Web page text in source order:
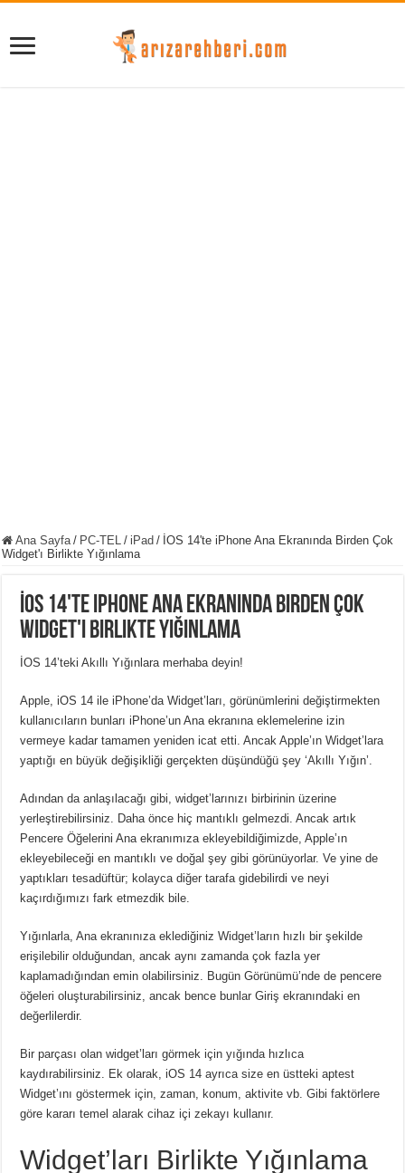
Ana Sayfa / PC-TEL / iPad / İOS 14'te iPhone Ana Ekranında Birden Çok
Widget'ı Birlikte Yığınlama
İOS 14'te iPhone Ana Ekranında Birden Çok
Widget'ı Birlikte Yığınlama
İOS 14’teki Akıllı Yığınlara merhaba deyin!
Apple, iOS 14 ile iPhone’da Widget’ları, görünümlerini değiştirmekten
kullanıcıların bunları iPhone’un Ana ekranına eklemelerine izin
vermeye kadar tamamen yeniden icat etti. Ancak Apple’ın Widget’lara
yaptığı en büyük değişikliği gerçekten düşündüğü şey ‘Akıllı Yığın’.
Adından da anlaşılacağı gibi, widget’larınızı birbirinin üzerine
yerleştirebilirsiniz. Daha önce hiç mantıklı gelmezdi. Ancak artık
Pencere Öğelerini Ana ekranımıza ekleyebildiğimizde, Apple’ın
ekleyebileceği en mantıklı ve doğal şey gibi görünüyorlar. Ve yine de
yaptıkları tesadüftür; kolayca diğer tarafa gidebilirdi ve neyi
kaçırdığımızı fark etmezdik bile.
Yığınlarla, Ana ekranınıza eklediğiniz Widget’ların hızlı bir şekilde
erişilebilir olduğundan, ancak aynı zamanda çok fazla yer
kaplamadığından emin olabilirsiniz. Bugün Görünümü’nde de pencere
öğeleri oluşturabilirsiniz, ancak bence bunlar Giriş ekranındaki en
değerlilerdir.
Bir parçası olan widget’ları görmek için yığında hızlıca
kaydırabilirsiniz. Ek olarak, iOS 14 ayrıca size en üstteki aptest
Widget’ını göstermek için, zaman, konum, aktivite vb. Gibi faktörlere
göre kararı temel alarak cihaz içi zekayı kullanır.
Widget’ları Birlikte Yığınlama